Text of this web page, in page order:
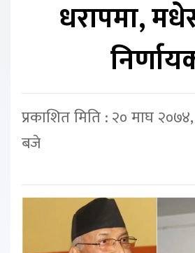
धरापमा,
प्रकाशित मिति : २० माघ
बजे